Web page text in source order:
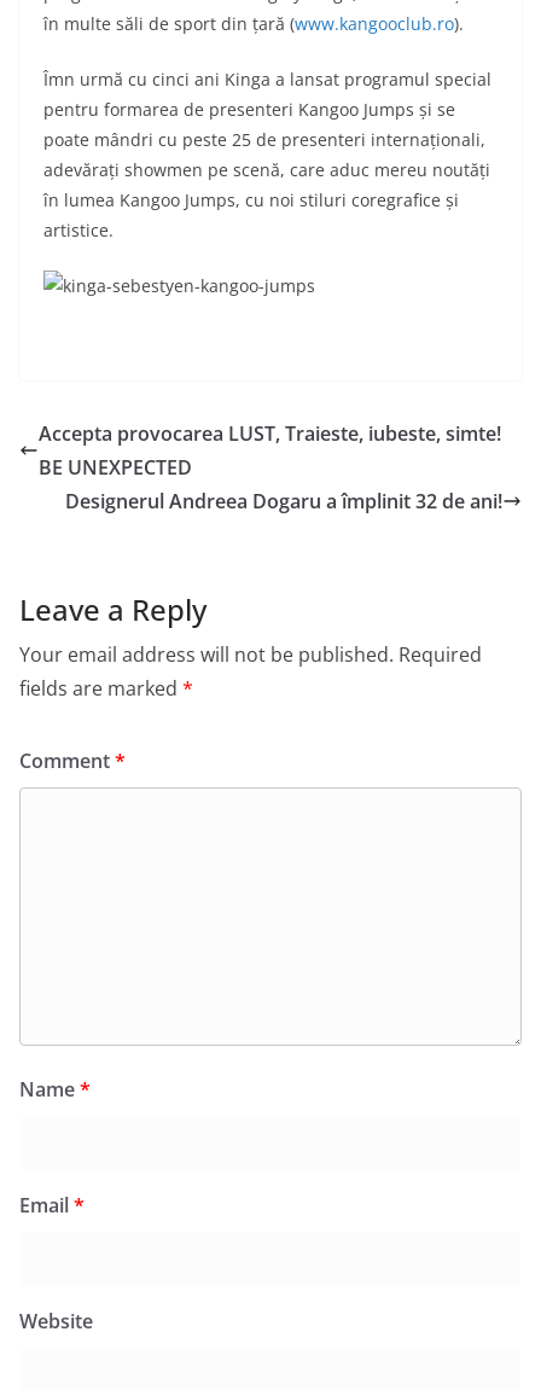
în multe săli de sport din țară (www.kangooclub.ro).
Îmn urmă cu cinci ani Kinga a lansat programul special
pentru formarea de presenteri Kangoo Jumps și se
poate mândri cu peste 25 de presenteri internaționali,
adevărați showmen pe scenă, care aduc mereu noutăți
în lumea Kangoo Jumps, cu noi stiluri coregrafice și
artistice.
Accepta provocarea LUST, Traieste, iubeste, simte!
BE UNEXPECTED
Designerul Andreea Dogaru a împlinit 32 de ani!
Leave a Reply
Your email address will not be published. Required
fields are marked *
Comment*
Name*
Email*
Website